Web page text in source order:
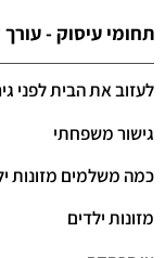
תחומי עיסוק -
לעזוב את הבית לפני
גישור משפחתי
כמה משלמים מזונות
מזונות ילדים